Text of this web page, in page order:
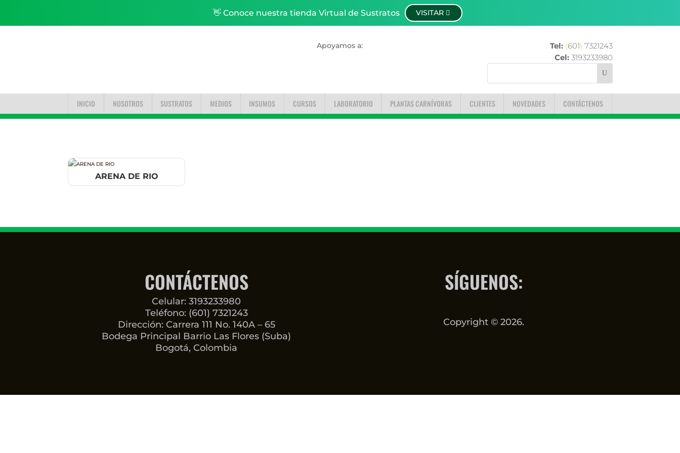
👋 Conoce nuestra tienda Virtual de Sustratos VISITAR
Apoyamos a: Tel: (601) 7321243
Cel:3193233980
INICIO NOSOTROS SUSTRATOS MEDIOS INSUMOS CURSOS LABORATORIO PLANTAS CARNÍVORAS CLIENTES NOVEDADES CONTÁCTENOS
ARENA DE RIO
CONTÁCTENOS
Celular: 3193233980
Teléfono: (601) 7321243
Dirección: Carrera 111 No. 140A – 65
Bodega Principal Barrio Las Flores (Suba)
Bogotá, Colombia
SÍGUENOS:
Copyright © 2026.